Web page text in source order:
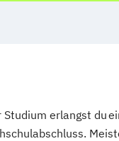
Studium erlangst du